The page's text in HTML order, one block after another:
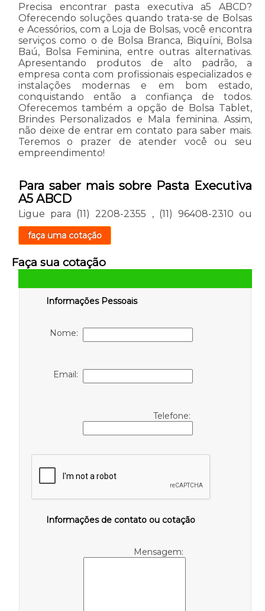
Precisa encontrar pasta executiva a5 ABCD?
Oferecendo soluções quando trata-se de Bolsas
e Acessórios, com a Loja de Bolsas, você encontra
serviços como o de Bolsa Branca, Biquíni, Bolsa
Baú, Bolsa Feminina, entre outras alternativas.
Apresentando produtos de alto padrão, a
empresa conta com profissionais especializados e
instalações modernas e em bom estado,
conquistando então a confiança de todos.
Oferecemos também a opção de Bolsa Tablet,
Brindes Personalizados e Mala feminina. Assim,
não deixe de entrar em contato para saber mais.
Teremos o prazer de atender você ou seu
empreendimento!
Para saber mais sobre Pasta Executiva
A5 ABCD
Ligue para (11) 2208-2355 , (11) 96408-2310 ou
faça uma cotação
Faça sua cotação
Informações Pessoais
Nome:
Email:
Telefone:
Informações de contato ou cotação
Mensagem: